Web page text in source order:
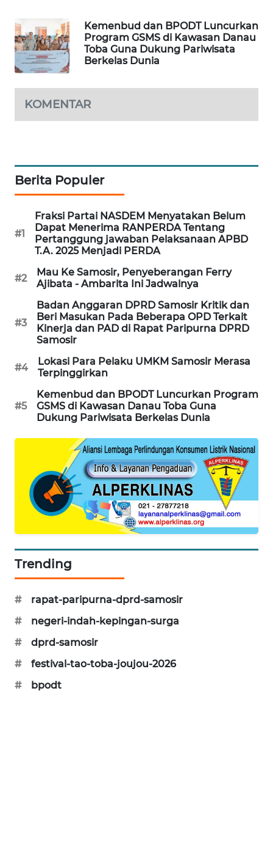
Kemenbud dan BPODT Luncurkan
Program GSMS di Kawasan Danau
Toba Guna Dukung Pariwisata
Berkelas Dunia
KOMENTAR
Berita Populer
#1
Fraksi Partai NASDEM Menyatakan Belum
Dapat Menerima RANPERDA Tentang
Pertanggung jawaban Pelaksanaan APBD
T.A. 2025 Menjadi PERDA
#2
Mau Ke Samosir, Penyeberangan Ferry
Ajibata - Ambarita Ini Jadwalnya
#3
Badan Anggaran DPRD Samosir Kritik dan
Beri Masukan Pada Beberapa OPD Terkait
Kinerja dan PAD di Rapat Paripurna DPRD
Samosir
#4
Lokasi Para Pelaku UMKM Samosir Merasa
Terpinggirkan
#5
Kemenbud dan BPODT Luncurkan Program
GSMS di Kawasan Danau Toba Guna
Dukung Pariwisata Berkelas Dunia
Trending
#
rapat-paripurna-dprd-samosir
#
negeri-indah-kepingan-surga
#
dprd-samosir
#
festival-tao-toba-joujou-2026
#
bpodt
BERKAT
NEWS
AKHLAK
ID
PERAPKI
NEWS
ASA
NEWS